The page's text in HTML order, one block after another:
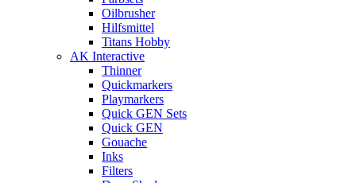
Oilbrusher
Hilfsmittel
Titans Hobby
AK Interactive
Thinner
Quickmarkers
Playmarkers
Quick GEN Sets
Quick GEN
Gouache
Inks
Filters